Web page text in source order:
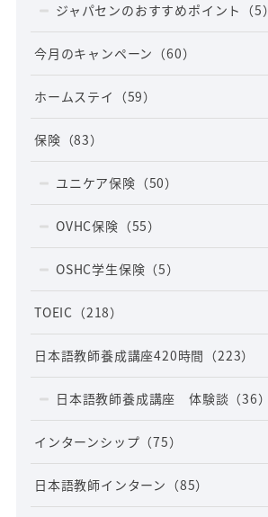
ジャパセンのおすすめポイント （5）
今月のキャンペーン （60）
ホームステイ （59）
保険 （83）
ユニケア保険 （50）
OVHC保険 （55）
OSHC学生保険 （5）
TOEIC （218）
日本語教師養成講座420時間 （223）
日本語教師養成講座 体験談 （36）
インターンシップ （75）
日本語教師インターン （85）